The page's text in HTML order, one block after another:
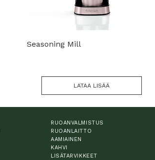
Seasoning Mill
LATAA LISÄÄ
RUOANVALMISTUS
RUOANLAITTO
AAMIAINEN
KAHVI
LISÄTARVIKKEET